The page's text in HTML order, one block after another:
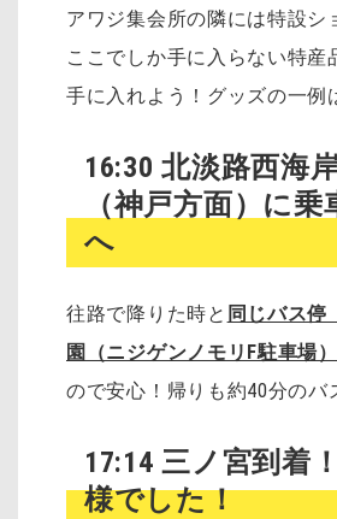
アワジ集会所の隣には特設シ
ここでしか手に入らない特産
手に入れよう！グッズの一例
16:30 北淡路西海
（神戸方面）に乗
へ
往路で降りた時と 同じバス停
園（ニジゲンノモリF駐車場）
ので安心！帰りも約40分のバ
17:14 三ノ宮到着
様でした！